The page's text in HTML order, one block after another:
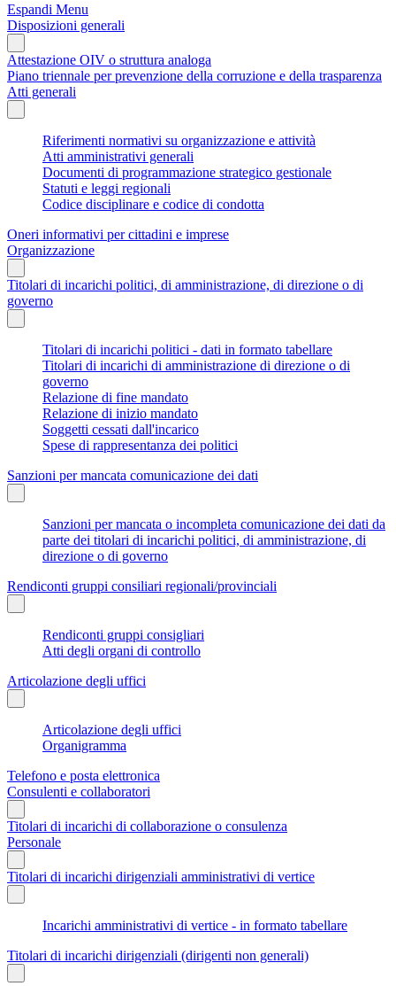
Espandi Menu
Disposizioni generali
Attestazione OIV o struttura analoga
Piano triennale per prevenzione della corruzione e della trasparenza
Atti generali
Riferimenti normativi su organizzazione e attività
Atti amministrativi generali
Documenti di programmazione strategico gestionale
Statuti e leggi regionali
Codice disciplinare e codice di condotta
Oneri informativi per cittadini e imprese
Organizzazione
Titolari di incarichi politici, di amministrazione, di direzione o di
governo
Titolari di incarichi politici - dati in formato tabellare
Titolari di incarichi di amministrazione di direzione o di
governo
Relazione di fine mandato
Relazione di inizio mandato
Soggetti cessati dall'incarico
Spese di rappresentanza dei politici
Sanzioni per mancata comunicazione dei dati
Sanzioni per mancata o incompleta comunicazione dei dati da
parte dei titolari di incarichi politici, di amministrazione, di
direzione o di governo
Rendiconti gruppi consiliari regionali/provinciali
Rendiconti gruppi consigliari
Atti degli organi di controllo
Articolazione degli uffici
Articolazione degli uffici
Organigramma
Telefono e posta elettronica
Consulenti e collaboratori
Titolari di incarichi di collaborazione o consulenza
Personale
Titolari di incarichi dirigenziali amministrativi di vertice
Incarichi amministrativi di vertice - in formato tabellare
Titolari di incarichi dirigenziali (dirigenti non generali)